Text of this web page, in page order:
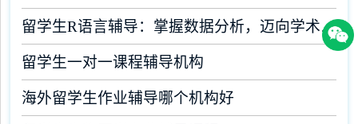
留学生R语言辅导：掌握数据分析，迈向学术成功
留学生一对一课程辅导机构
海外留学生作业辅导哪个机构好